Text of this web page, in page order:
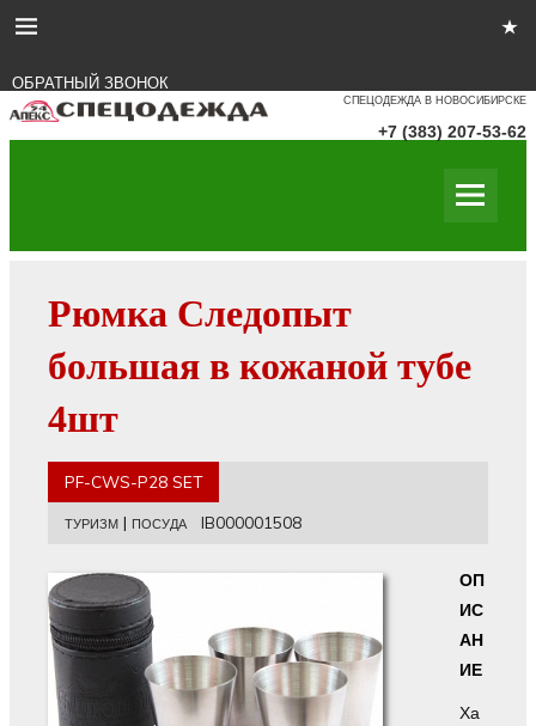
ОБРАТНЫЙ ЗВОНОК
СПЕЦОДЕЖДА В НОВОСИБИРСКЕ
+7 (383) 207-53-62
Рюмка Следопыт
большая в кожаной тубе
4шт
PF-CWS-P28 SET
ТУРИЗМ| ПОСУДАIB000001508
ОП
ИС
АН
ИЕ
Ха